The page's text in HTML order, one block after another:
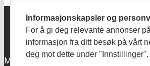
Mentalt Perspektiv utgis av
Informasjonskapsler og
For å gi deg relevante annonser
informasjon fra ditt besøk på vårt
deg mot dette under "Innstillinger".